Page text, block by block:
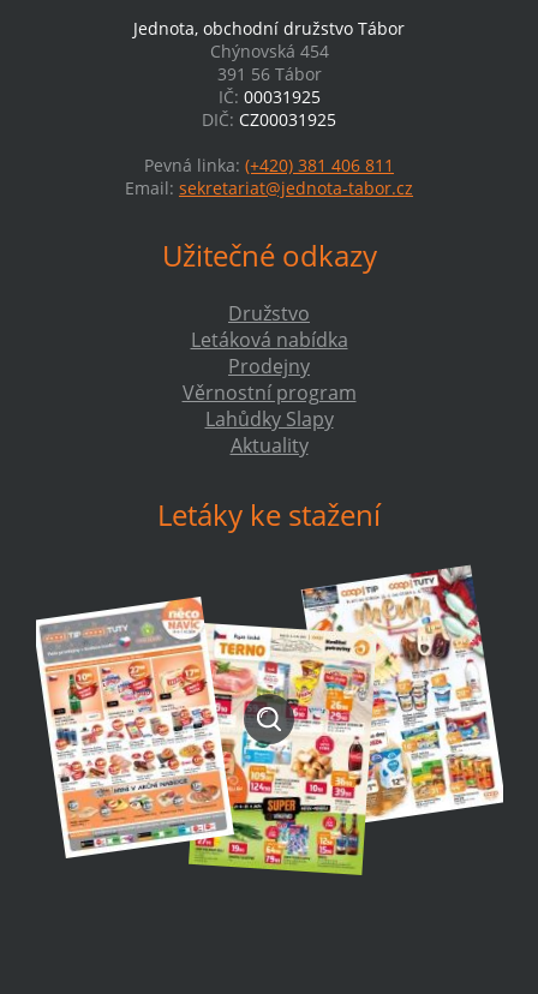
Jednota, obchodní družstvo Tábor
Chýnovská 454
391 56 Tábor
IČ: 00031925
DIČ: CZ00031925
Pevná linka: (+420) 381 406 811
Email: sekretariat@jednota-tabor.cz
Užitečné odkazy
Družstvo
Letáková nabídka
Prodejny
Věrnostní program
Lahůdky Slapy
Aktuality
Letáky ke stažení